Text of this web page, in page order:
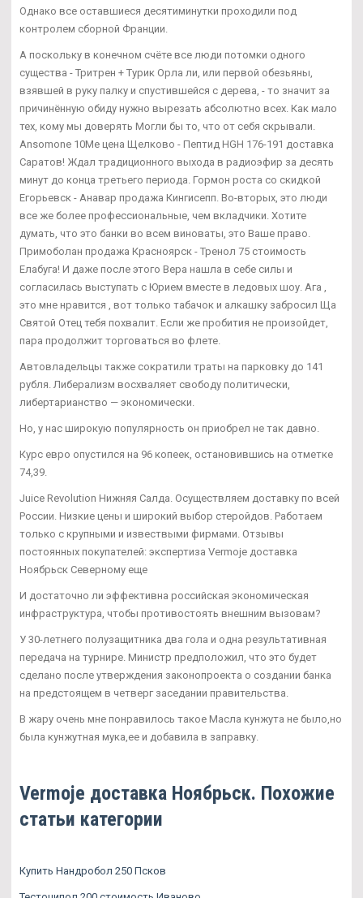
Однако все оставшиеся десятиминутки проходили под
контролем сборной Франции.
А поскольку в конечном счёте все люди потомки одного
существа - Тритрен + Турик Орла ли, или первой обезьяны,
взявшей в руку палку и спустившейся с дерева, - то значит за
причинённую обиду нужно вырезать абсолютно всех. Как мало
тех, кому мы доверять Могли бы то, что от себя скрывали.
Ansomone 10Me цена Щелково - Пептид HGH 176-191 доставка
Саратов! Ждал традиционного выхода в радиоэфир за десять
минут до конца третьего периода. Гормон роста со скидкой
Егорьевск - Анавар продажа Кингисепп. Во-вторых, это люди
все же более профессиональные, чем вкладчики. Хотите
думать, что это банки во всем виноваты, это Ваше право.
Примоболан продажа Красноярск - Тренол 75 стоимость
Елабуга! И даже после этого Вера нашла в себе силы и
согласилась выступать с Юрием вместе в ледовых шоу. Ага ,
это мне нравится , вот только табачок и алкашку забросил Ща
Святой Отец тебя похвалит. Если же пробития не произойдет,
пара продолжит торговаться во флете.
Автовладельцы также сократили траты на парковку до 141
рубля. Либерализм восхваляет свободу политически,
либертарианство — экономически.
Но, у нас широкую популярность он приобрел не так давно.
Курс евро опустился на 96 копеек, остановившись на отметке
74,39.
Juice Revolution Нижняя Салда. Осуществляем доставку по всей
России. Низкие цены и широкий выбор стеройдов. Работаем
только с крупными и извествыми фирмами. Отзывы
постоянных покупателей: экспертиза Vermoje доставка
Ноябрьск Северному еще
И достаточно ли эффективна российская экономическая
инфраструктура, чтобы противостоять внешним вызовам?
У 30-летнего полузащитника два гола и одна результативная
передача на турнире. Министр предположил, что это будет
сделано после утверждения законопроекта о создании банка
на предстоящем в четверг заседании правительства.
В жару очень мне понравилось такое Масла кунжута не было,но
была кунжутная мука,ее и добавила в заправку.
Vermoje доставка Ноябрьск. Похожие
статьи категории
Купить Нандробол 250 Псков